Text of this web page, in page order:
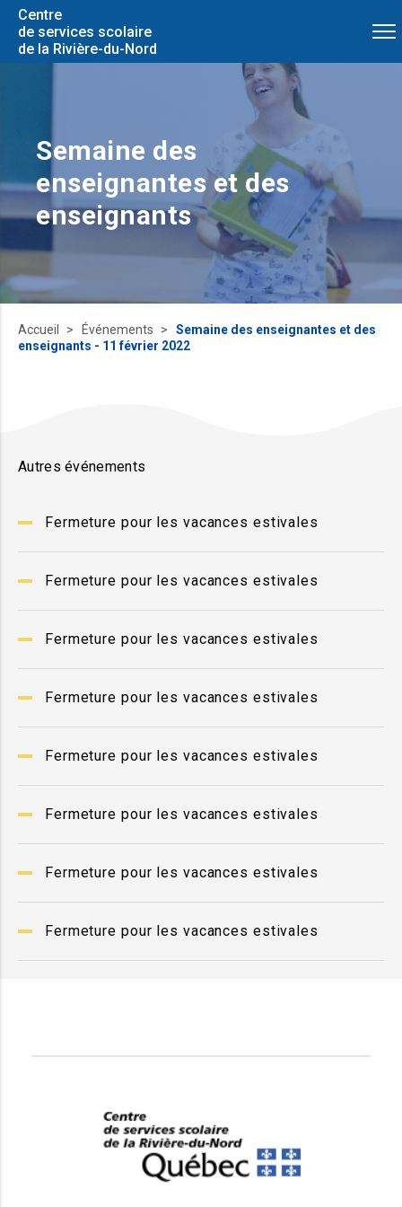
Centre
de services scolaire
de la Rivière-du-Nord
Semaine des
enseignantes et des
enseignants
Autres événements
Fermeture pour les vacances estivales
Fermeture pour les vacances estivales
Fermeture pour les vacances estivales
Fermeture pour les vacances estivales
Fermeture pour les vacances estivales
Fermeture pour les vacances estivales
Fermeture pour les vacances estivales
Fermeture pour les vacances estivales
Accueil Événements
Semaine des enseignantes et des
enseignants - 11 février 2022